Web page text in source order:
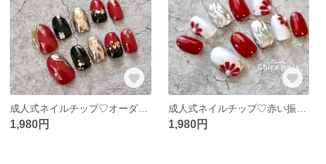
成人式ネイルチップ♡オーダーネイルチップ♡成人式、赤い振袖に♡黒い振袖にも♡着物ネイル
1,980円 1,980円